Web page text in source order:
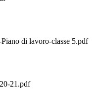
di lavoro-classe 5.pdf
21.pdf